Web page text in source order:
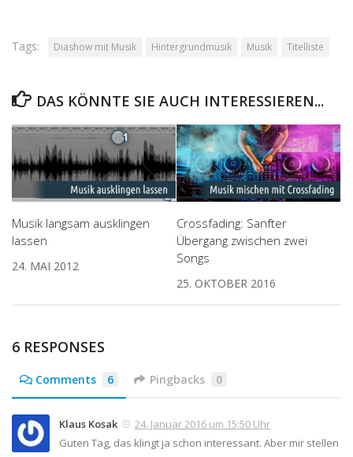
Tags: Diashow mit Musik Hintergrundmusik Musik Titelliste
DAS KÖNNTE SIE AUCH INTERESSIEREN...
Musik langsam ausklingen
lassen
24. MAI 2012
Crossfading: Sanfter
Übergang zwischen zwei
Songs
25. OKTOBER 2016
6 RESPONSES
Comments 6 Pingbacks 0
Klaus Kosak
24. Januar 2016 um 15:50 Uhr
Guten Tag, das klingt ja schon interessant. Aber mir stellen